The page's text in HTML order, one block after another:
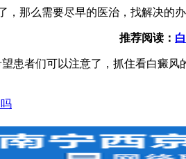
么需要尽早的医治，找解决的
推荐阅读：
者们可以注意了，抓住看白癜风